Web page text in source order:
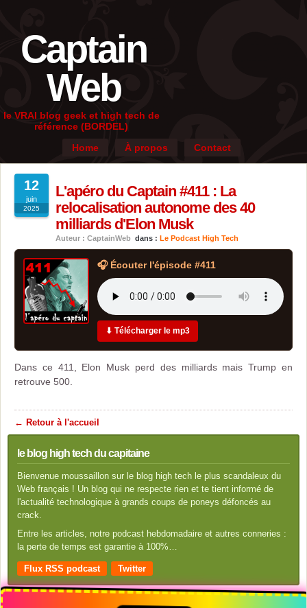
Captain
Web
le VRAI blog geek et high tech de
référence (BORDEL)
Home
À propos Contact
12
juin
2025
L'apéro du Captain #411 : La
relocalisation autonome des 40
milliards d'Elon Musk
Auteur : CaptainWeb dans : Le Podcast High Tech
🎧 Écouter l'épisode #411
⬇ Télécharger le mp3
Dans ce 411, Elon Musk perd des milliards mais Trump en
retrouve 500.
← Retour à l'accueil
le blog high tech du capitaine
Bienvenue moussaillon sur le blog high tech le plus scandaleux du
Web français ! Un blog qui ne respecte rien et te tient informé de
l'actualité technologique à grands coups de poneys défoncés au
crack.
Entre les articles, notre podcast hebdomadaire et autres conneries :
la perte de temps est garantie à 100%…
Flux RSS podcast Twitter